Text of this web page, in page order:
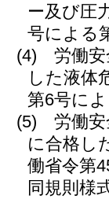
ー及び圧
号による
(4)
労働
した液体
第6号に
(5)
労働
に合格し
働省令第
同規則様